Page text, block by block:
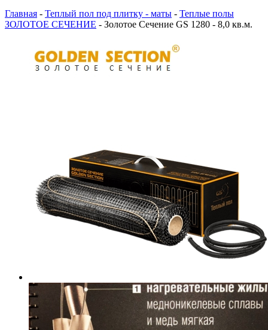
Главная - Теплый пол под плитку - маты - Теплые полы
ЗОЛОТОЕ СЕЧЕНИЕ - Золотое Сечение GS 1280 - 8,0 кв.м.